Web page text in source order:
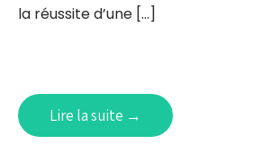
la réussite d’une […]
Lire la suite →